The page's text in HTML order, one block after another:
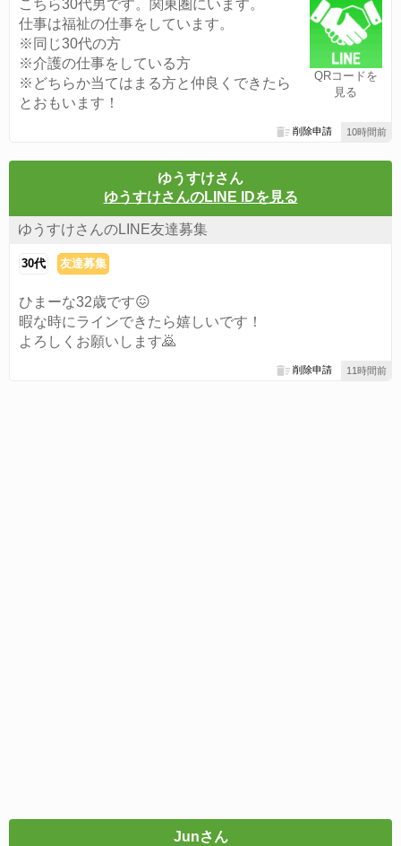
QRコードを
見る
こちら30代男です。関東圏にいます。
仕事は福祉の仕事をしています。
※同じ30代の方
※介護の仕事をしている方
※どちらか当てはまる方と仲良くできたら
とおもいます！
10時間前
削除申請
ゆうすけさん
ゆうすけさんのLINE IDを見る
ゆうすけさんのLINE友達募集
30代 友達募集
ひまーな32歳です😖
暇な時にラインできたら嬉しいです！
よろしくお願いします🙇
11時間前
削除申請
Junさん